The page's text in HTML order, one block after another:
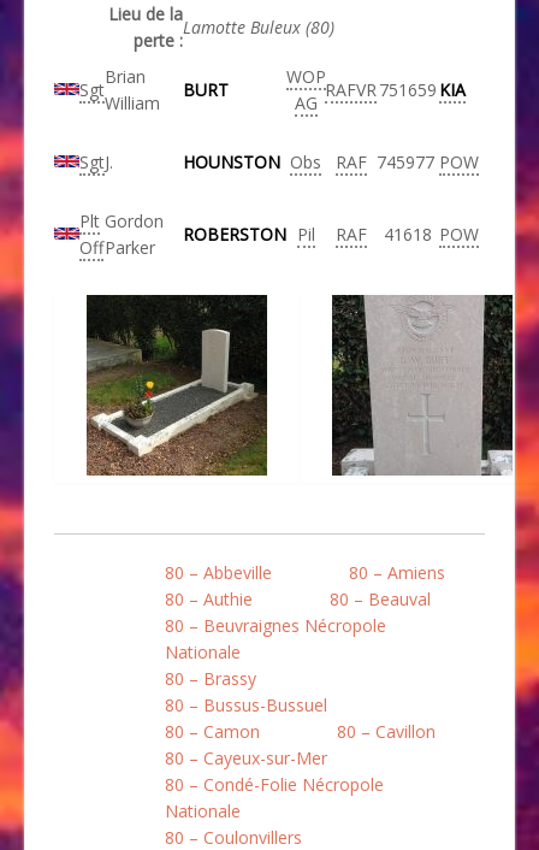
Lieu de la
perte :
Lamotte Buleux (80)
Sgt
Brian
William
BURT
WOP
AG
RAFVR 751659 KIA
SgtJ. HOUNSTON Obs RAF 745977 POW
Plt
Off
Gordon
Parker
ROBERSTON Pil RAF 41618 POW
80 – Abbeville
80 – Amiens
80 – Authie
80 – Beauval
80 – Beuvraignes Nécropole
Nationale
80 – Brassy
80 – Bussus-Bussuel
80 – Camon
80 – Cavillon
80 – Cayeux-sur-Mer
80 – Condé-Folie Nécropole
Nationale
80 – Coulonvillers